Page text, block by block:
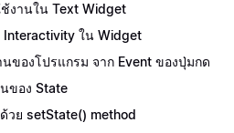
งานใน Text Widget
Interactivity ใน Widget
ของโปรแกรม จาก Event ของปุ่มกด
ของ State
วย setState() method